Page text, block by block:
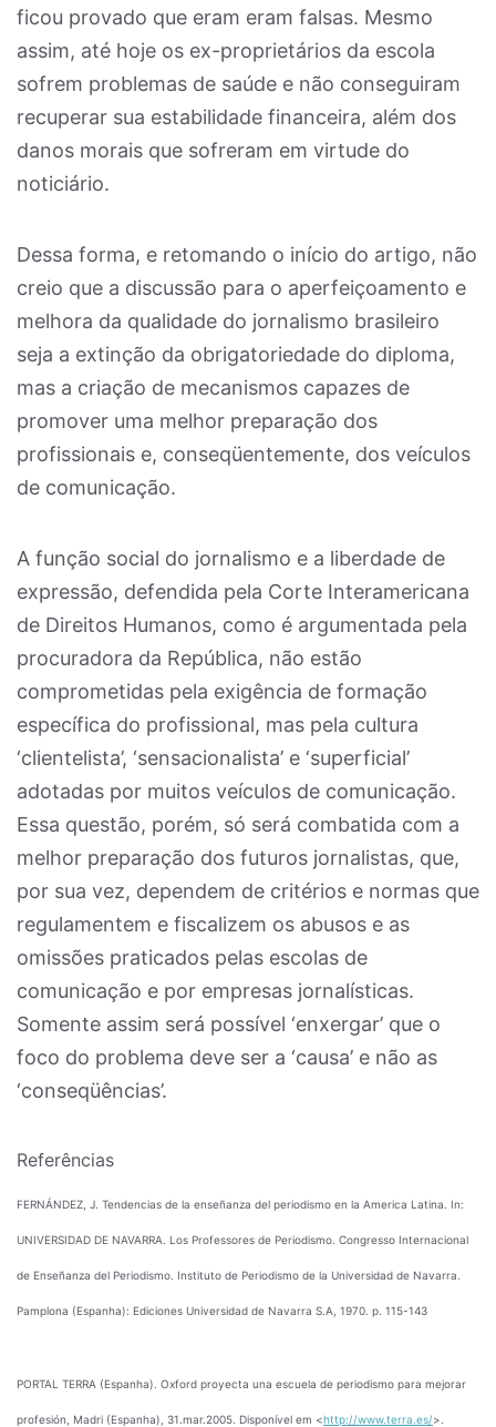
ficou provado que eram eram falsas. Mesmo
assim, até hoje os ex-proprietários da escola
sofrem problemas de saúde e não conseguiram
recuperar sua estabilidade financeira, além dos
danos morais que sofreram em virtude do
noticiário.
Dessa forma, e retomando o início do artigo, não
creio que a discussão para o aperfeiçoamento e
melhora da qualidade do jornalismo brasileiro
seja a extinção da obrigatoriedade do diploma,
mas a criação de mecanismos capazes de
promover uma melhor preparação dos
profissionais e, conseqüentemente, dos veículos
de comunicação.
A função social do jornalismo e a liberdade de
expressão, defendida pela Corte Interamericana
de Direitos Humanos, como é argumentada pela
procuradora da República, não estão
comprometidas pela exigência de formação
específica do profissional, mas pela cultura
‘clientelista’, ‘sensacionalista’ e ‘superficial’
adotadas por muitos veículos de comunicação.
Essa questão, porém, só será combatida com a
melhor preparação dos futuros jornalistas, que,
por sua vez, dependem de critérios e normas que
regulamentem e fiscalizem os abusos e as
omissões praticados pelas escolas de
comunicação e por empresas jornalísticas.
Somente assim será possível ‘enxergar’ que o
foco do problema deve ser a ‘causa’ e não as
‘conseqüências’.
Referências
FERNÁNDEZ, J. Tendencias de la enseñanza del periodismo en la America Latina. In:
UNIVERSIDAD DE NAVARRA. Los Professores de Periodismo. Congresso Internacional
de Enseñanza del Periodismo. Instituto de Periodismo de la Universidad de Navarra.
Pamplona (Espanha): Ediciones Universidad de Navarra S.A, 1970. p. 115-143
PORTAL TERRA (Espanha). Oxford proyecta una escuela de periodismo para mejorar
profesión, Madri (Espanha), 31.mar.2005. Disponível em <http://www.terra.es/>.